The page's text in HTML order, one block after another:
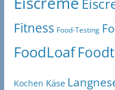
Fitness Food-Testing
FoodLoaf
Kochen Käse